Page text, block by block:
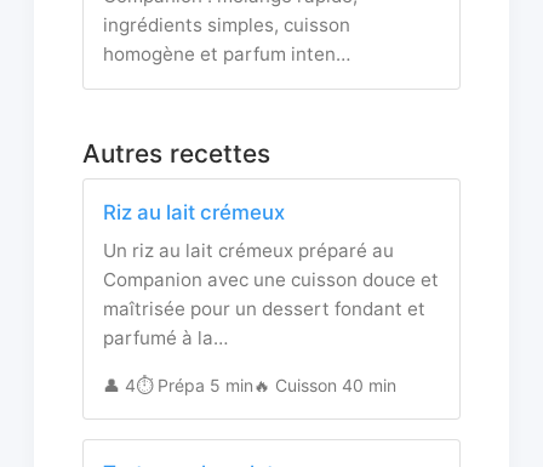
ingrédients simples, cuisson
homogène et parfum inten…
Autres recettes
Riz au lait crémeux
Un riz au lait crémeux préparé au
Companion avec une cuisson douce et
maîtrisée pour un dessert fondant et
parfumé à la…
👤 4⏱️ Prépa 5 min🔥 Cuisson 40 min